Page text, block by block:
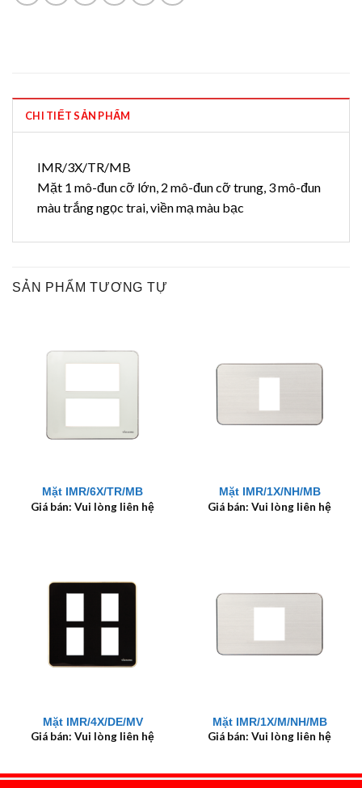
CHI TIẾT SẢN PHẨM
IMR/3X/TR/MB
Mặt 1 mô-đun cỡ lớn, 2 mô-đun cỡ trung, 3 mô-đun
màu trắng ngọc trai, viền mạ màu bạc
SẢN PHẨM TƯƠNG TỰ
Mặt IMR/6X/TR/MB
Giá bán: Vui lòng liên hệ
Mặt IMR/1X/NH/MB
Giá bán: Vui lòng liên hệ
Mặt IMR/4X/DE/MV
Giá bán: Vui lòng liên hệ
Mặt IMR/1X/M/NH/MB
Giá bán: Vui lòng liên hệ